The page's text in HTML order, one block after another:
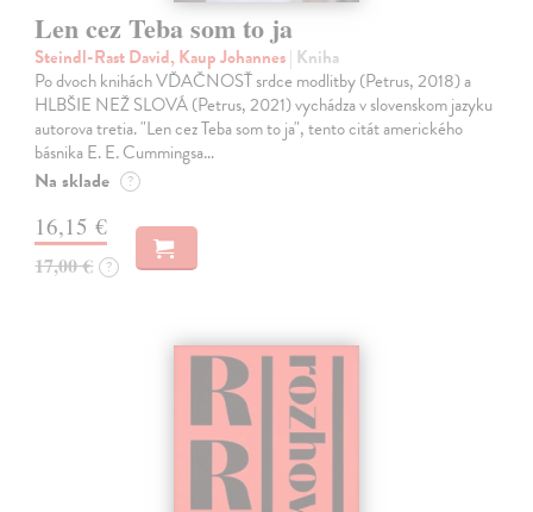
Len cez Teba som to ja
Steindl-Rast David, Kaup Johannes| Kniha
Po dvoch knihách VĎAČNOSŤ srdce modlitby (Petrus, 2018) a
HLBŠIE NEŽ SLOVÁ (Petrus, 2021) vychádza v slovenskom jazyku
autorova tretia. "Len cez Teba som to ja", tento citát amerického
básnika E. E. Cummingsa…
Na sklade ?
16,15 €
17,00 € ?